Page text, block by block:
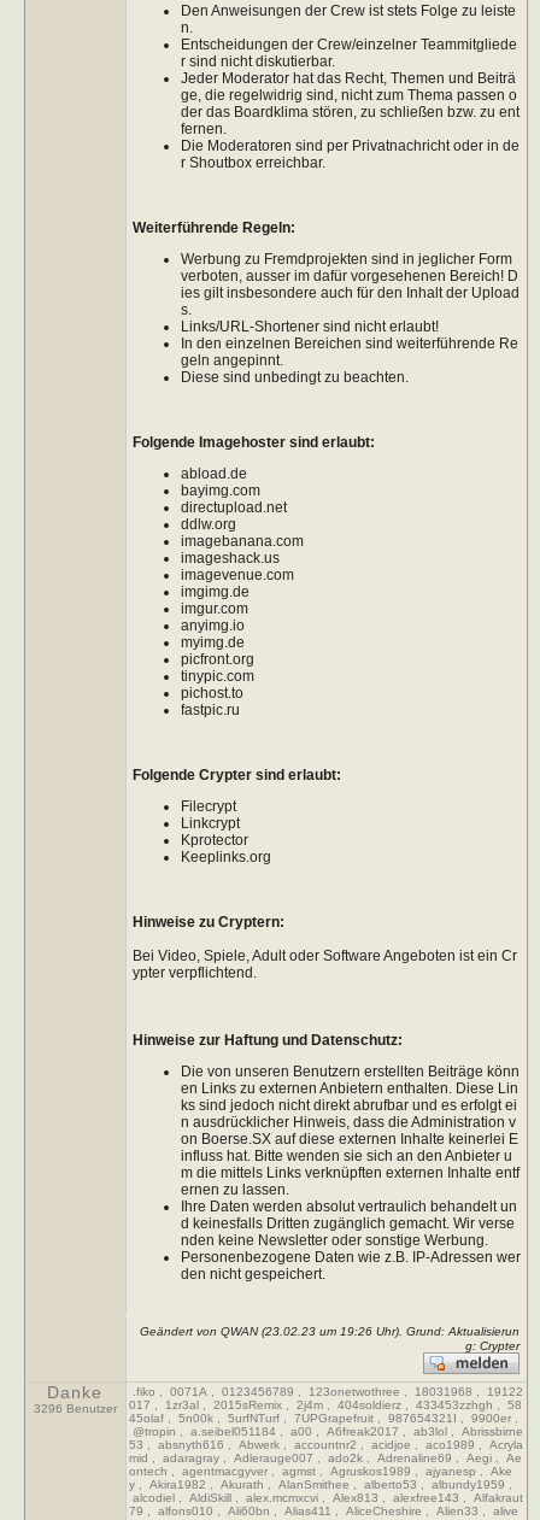
Den Anweisungen der Crew ist stets Folge zu leiste
n.
Entscheidungen der Crew/einzelner Teammitgliede
r sind nicht diskutierbar.
Jeder Moderator hat das Recht, Themen und Beiträ
ge, die regelwidrig sind, nicht zum Thema passen o
der das Boardklima stören, zu schließen bzw. zu ent
fernen.
Die Moderatoren sind per Privatnachricht oder in de
r Shoutbox erreichbar.
Weiterführende Regeln:
Werbung zu Fremdprojekten sind in jeglicher Form
verboten, ausser im dafür vorgesehenen Bereich! D
ies gilt insbesondere auch für den Inhalt der Upload
s.
Links/URL-Shortener sind nicht erlaubt!
In den einzelnen Bereichen sind weiterführende Re
geln angepinnt.
Diese sind unbedingt zu beachten.
Folgende Imagehoster sind erlaubt:
abload.de
bayimg.com
directupload.net
ddlw.org
imagebanana.com
imageshack.us
imagevenue.com
imgimg.de
imgur.com
anyimg.io
myimg.de
picfront.org
tinypic.com
pichost.to
fastpic.ru
Folgende Crypter sind erlaubt:
Filecrypt
Linkcrypt
Kprotector
Keeplinks.org
Hinweise zu Cryptern:
Bei Video, Spiele, Adult oder Software Angeboten ist ein Cr
ypter verpflichtend.
Hinweise zur Haftung und Datenschutz:
Die von unseren Benutzern erstellten Beiträge könn
en Links zu externen Anbietern enthalten. Diese Lin
ks sind jedoch nicht direkt abrufbar und es erfolgt ei
n ausdrücklicher Hinweis, dass die Administration v
on Boerse.SX auf diese externen Inhalte keinerlei E
influss hat. Bitte wenden sie sich an den Anbieter u
m die mittels Links verknüpften externen Inhalte entf
ernen zu lassen.
Ihre Daten werden absolut vertraulich behandelt un
d keinesfalls Dritten zugänglich gemacht. Wir verse
nden keine Newsletter oder sonstige Werbung.
Personenbezogene Daten wie z.B. IP-Adressen wer
den nicht gespeichert.
Geändert von QWAN (23.02.23 um 19:26Uhr). Grund: Aktualisierun
g: Crypter
Danke
3296 Benutzer
.fiko 0071A 0123456789 123onetwothree 18031968
19122
017
1zr3al 2015sRemix 2j4m 404soldierz 433453zzhgh
58
45olaf
5n00k 5urfNTurf 7UPGrapefruit 987654321I 9900er
@tropin
a.seibel051184 a00 A6freak2017 ab3lol
Abrissbirne
53
absnyth616 Abwerk accountnr2 acidjoe aco1989
Acryla
mid
adaragray Adlerauge007 ado2k Adrenaline69 Aegi
Ae
ontech
agentmacgyver agmst Agruskos1989 ajyanesp
Ake
y
Akira1982 Akurath AlanSmithee alberto53 albundy1959
alcodiel
AldiSkill alex.mcmxcvi Alex813 alexfree143
Alfakraut
79
alfons010 Ali60bn Alias411 AliceCheshire Alien33
alive